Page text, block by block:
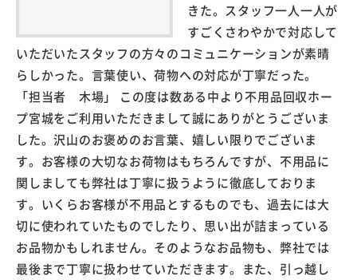
きた。スタッフ一人一人が
すごくさわやかで対応して
いただいたスタッフの方々のコミュニケーションが素晴
らしかった。言葉使い、荷物への対応が丁寧だった。
「担当者 木場」 この度は数ある中より不用品回収ホー
プ宮城をご利用いただきまして誠にありがとうございま
した。沢山のお褒めのお言葉、嬉しい限りでございま
す。お客様の大切なお荷物はもちろんですが、不用品に
関しましても弊社は丁寧に扱うように徹底しておりま
す。いくらお客様が不用品とするものでも、過去には大
切に使われていたものでしたり、思い出が詰まっている
お品物かもしれません。そのようなお品物も、弊社では
最後まで丁寧に扱わせていただきます。また、引っ越し